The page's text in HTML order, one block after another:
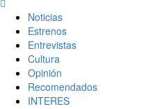
Noticias
Estrenos
Entrevistas
Cultura
Opinión
Recomendados
INTERES